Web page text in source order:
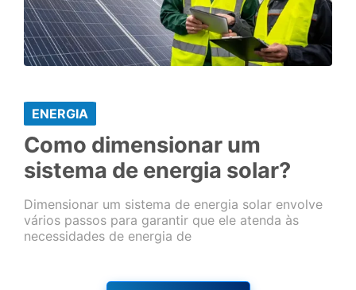
ENERGIA
Como dimensionar um
sistema de energia solar?
Dimensionar um sistema de energia solar envolve
vários passos para garantir que ele atenda às
necessidades de energia de